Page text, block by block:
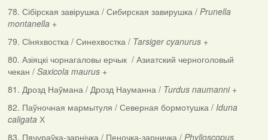
78. Сібірская завірушка / Сибирская завирушка / Prunella
montanella+
79. Сiняхвостка / Синехвостка / Tarsiger cyanurus+
80. Азіяцкі чорнагаловы ерчык / Азиатский черноголовый
чекан / Saxicola maurus+
81. Дрозд Наўмана / Дрозд Науманна / Turdus naumanni+
82. Паўночная мармытуля / Северная бормотушка / Iduna
caligataХ
83. Пячураўка-зарнічка / Пеночка-зарничка / Phylloscopus